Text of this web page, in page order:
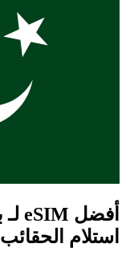
أفضل eSIM لـ باكستان
استلام الحقائب